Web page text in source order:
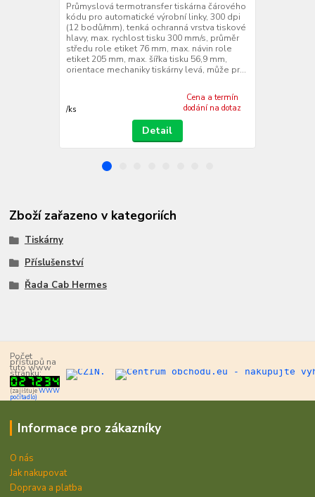
Průmyslová termotransfer tiskárna čárového
kódu pro automatické výrobní linky, 300 dpi
(12 bodů/mm), tenká ochranná vrstva tiskové
hlavy, max. rychlost tisku 300 mm/s, průměr
středu role etiket 76 mm, max. návin role
etiket 205 mm, max. šířka tisku 56,9 mm,
orientace mechaniky tiskárny levá, může pr...
/ks
Cena a termín
dodání na dotaz
Detail
Zboží zařazeno v kategoriích
Tiskárny
Příslušenství
Řada Cab Hermes
Počet
přístupů na
tuto www
stránku:
(zajišťujeWWW
počítadlo)
Informace pro zákazníky
O nás
Jak nakupovat
Doprava a platba